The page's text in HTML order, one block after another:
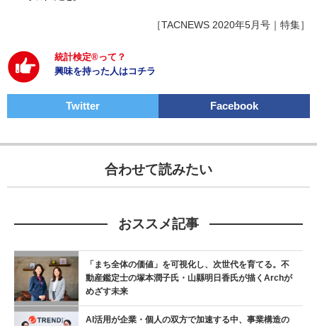
［TACNEWS 2020年5月号｜特集］
統計検定®って？
興味を持った人はコチラ
Twitter Facebook
合わせて読みたい
おススメ記事
「まち全体の価値」を可視化し、次世代を育てる。不
動産鑑定士の塚本潤子氏・山縣明日香氏が描くArchが
めざす未来
AI活用が企業・個人の双方で加速する中、事業構造の